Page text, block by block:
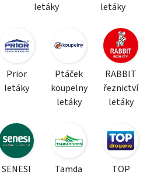
letáky
letáky
Prior
letáky
Ptáček
koupelny
letáky
RABBIT
řeznictví
letáky
SENESI
Tamda
TOP